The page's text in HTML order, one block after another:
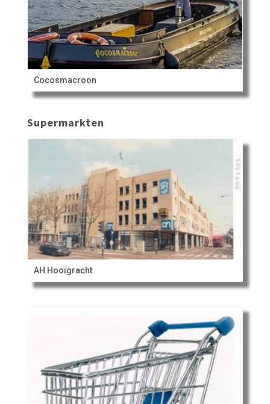
Cocosmacroon
Supermarkten
AH Hooigracht